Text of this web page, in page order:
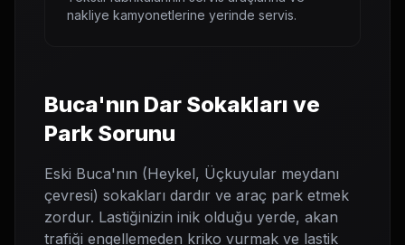
nakliye kamyonetlerine yerinde servis.
Buca'nın Dar Sokakları ve
Park Sorunu
Eski Buca'nın (Heykel, Üçkuyular meydanı
çevresi) sokakları dardır ve araç park etmek
zordur. Lastiğinizin inik olduğu yerde, akan
trafiği engellemeden kriko vurmak ve lastik